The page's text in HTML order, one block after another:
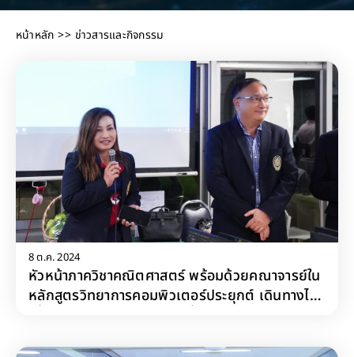
หน้าหลัก ข่าวสารและกิจกรรม
8 ต.ค. 2024
หัวหน้าภาควิชาคณิตศาสตร์ พร้อมด้วยคณาจารย์ใน
หลักสูตรวิทยาการคอมพิวเตอร์ประยุกต์ เดินทางไป